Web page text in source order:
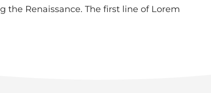
the Renaissance. The first line of Lorem